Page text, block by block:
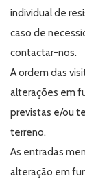
individual de
caso de
contactar-nos.
A ordem das
alterações em
previstas e/ou
terreno.
As entradas
alteração em